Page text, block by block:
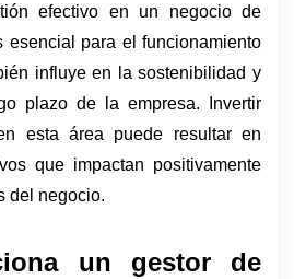
efectivo en un negocio de
esencial para el funcionamiento
influye en la sostenibilidad y
plazo de la empresa. Invertir
esta área puede resultar en
que impactan positivamente
del negocio.
un gestor de